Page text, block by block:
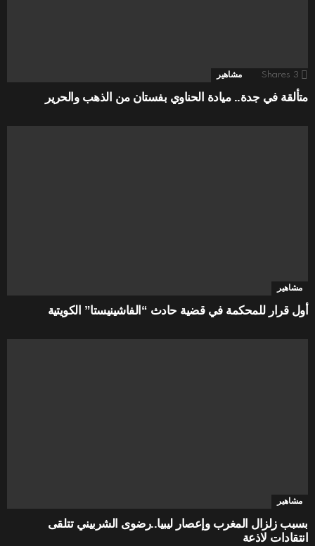
3
Shares مشاهير
متألقة في جدة.. ميادة الحناوي بفستان من الذهب والحرير
مشاهير
أول قرار للمحكمة في قضية حادث “الفاشينيستا” الكويتية
مشاهير
بسبب زلزال المغرب وإعصار ليبيا..رضوى الشربيني تتلقى
انتقادات لاذعة